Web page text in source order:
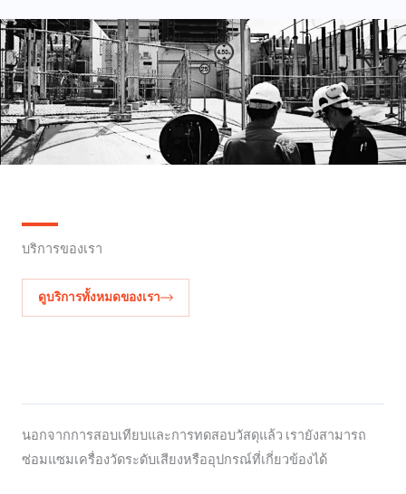
บริการของเรา
ดูบริการทั้งหมดของเรา
นอกจากการสอบเทียบและการทดสอบวัสดุแล้ว เรายังสามารถ
ซ่อมแซมเครื่องวัดระดับเสียงหรืออุปกรณ์ที่เกี่ยวข้องได้